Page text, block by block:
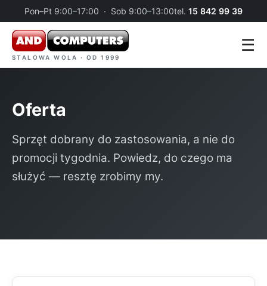
Pon–Pt 9:00–17:00 · Sob 9:00–13:00tel. 15 842 99 39
STALOWA WOLA · OD 1999
☰
Oferta
Sprzęt dobrany do zastosowania, a nie do
promocji tygodnia. Powiedz, do czego ma
służyć — resztę zrobimy my.